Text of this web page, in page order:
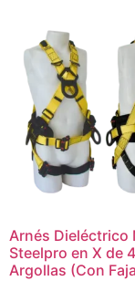
Arnés Dieléctrico
Steelpro en X de 4
Argollas (Con